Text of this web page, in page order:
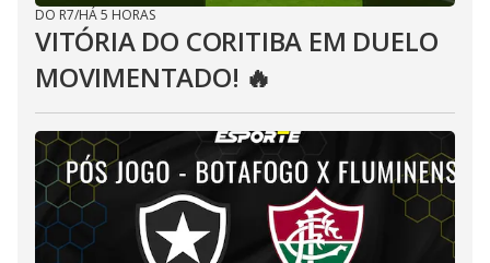
DO R7/HÁ 5 HORAS
VITÓRIA DO CORITIBA EM DUELO
MOVIMENTADO! 🔥